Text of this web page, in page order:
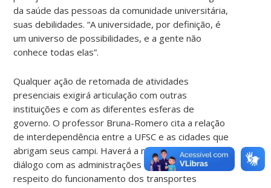
da saúde das pessoas da comunidade universitária,
suas debilidades. “A universidade, por definição, é
um universo de possibilidades, e a gente não
conhece todas elas”.
Qualquer ação de retomada de atividades
presenciais exigirá articulação com outras
instituições e com as diferentes esferas de
governo. O professor Bruna-Romero cita a relação
de interdependência entre a UFSC e as cidades que
abrigam seus campi. Haverá a necessidade de
diálogo com as administrações dessas cidades a
respeito do funcionamento dos transportes